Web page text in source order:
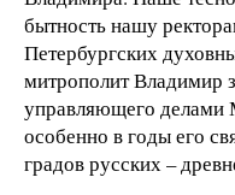
бытность нашу
Петербургских
митрополит Владимир
управляющего делами
особенно в годы его
градов русских –